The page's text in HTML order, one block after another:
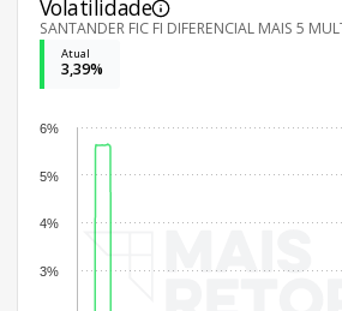
Volatilidade
SANTANDER FIC FI DIFERENCIAL MAIS 5
Atual
3,39%
3%
4%
5%
6%